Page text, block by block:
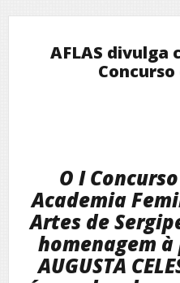
AFLAS divulga
Concurso
O I
Academia
Artes de
homenagem à
AUGUSTA